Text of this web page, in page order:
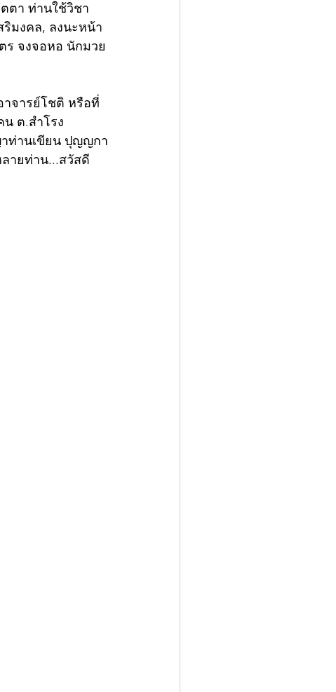
ตา ท่านใช้วิชา
มงคล, ลงนะหน้า
ร จงจอหอ นักมวย
จารย์โชติ หรือที่
ต.สำโรง
ท่านเขียน ปุญญกา
ายท่าน...สวัสดี